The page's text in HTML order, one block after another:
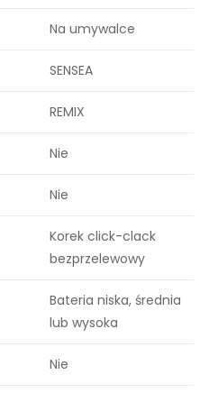
Na umywalce
SENSEA
REMIX
Nie
Nie
Korek click-clack
bezprzelewowy
Bateria niska, średnia
lub wysoka
Nie